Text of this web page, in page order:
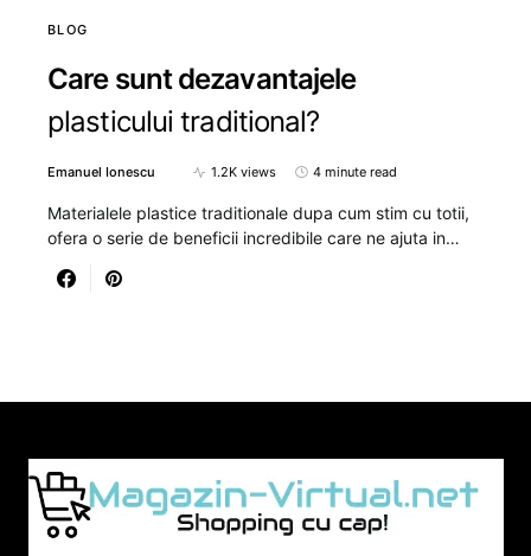
BLOG
Care sunt dezavantajele
plasticului traditional?
Emanuel Ionescu 1.2K views 4 minute read
Materialele plastice traditionale dupa cum stim cu totii,
ofera o serie de beneficii incredibile care ne ajuta in…